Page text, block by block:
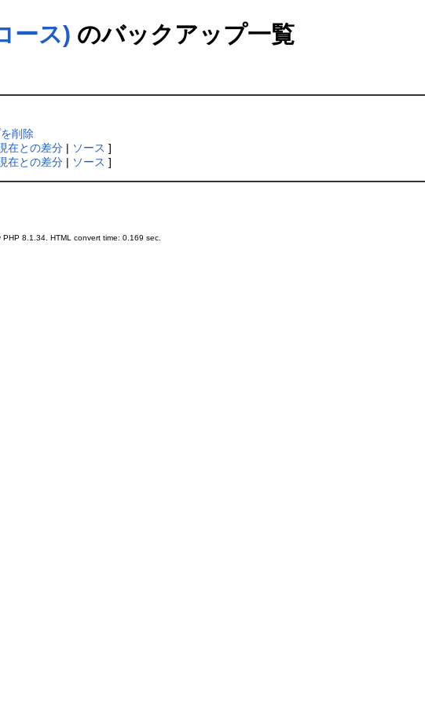
ース) のバックアップ一覧
削除
在との差分 | ソース ]
在との差分 | ソース ]
PHP 8.1.34. HTML convert time: 0.169 sec.